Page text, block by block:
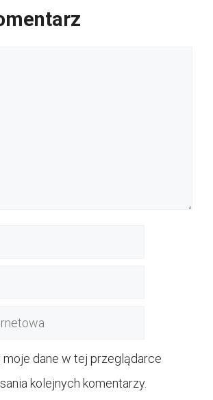
moje dane w tej przeglądarce
kolejnych komentarzy.